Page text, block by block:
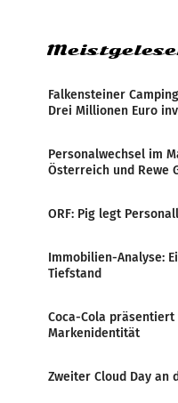
Falkensteiner
Drei Millionen Euro
Personalwechsel im
Österreich und Rewe
ORF: Pig legt
Immobilien-Analyse:
Tiefstand
Coca-Cola
Markenidentität
Zweiter Cloud Day an